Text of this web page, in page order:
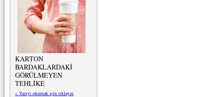
KARTON
BARDAKLARDAKİ
GÖRÜLMEYEN
TEHLİKE
» Yazıyı okumak için tıklayın